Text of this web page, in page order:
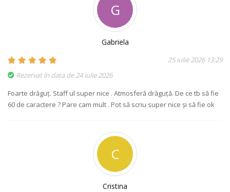
G
Gabriela
25 iulie 2026 13:29
Rezervat în data de 24 iulie 2026
Foarte drăguț. Staff ul super nice . Atmosferă drăguță. De ce tb să fie
60 de caractere ? Pare cam mult . Pot să scriu super nice și să fie ok
C
Cristina